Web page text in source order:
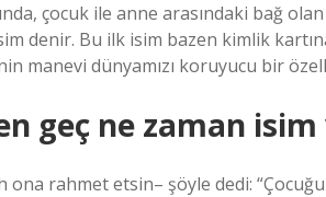
çocuk ile anne arasındaki bağ
denir. Bu ilk isim bazen kimlik
manevi dünyamızı koruyucu bir
geç ne zaman
ona rahmet etsin– şöyle dedi: